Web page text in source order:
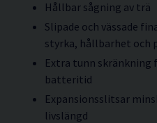
Hållbar sågning av trä
Slipade och vässade
styrka, hållbarhet och
Extra tunn skränkning
batteritid
Expansionsslitsar
livslängd